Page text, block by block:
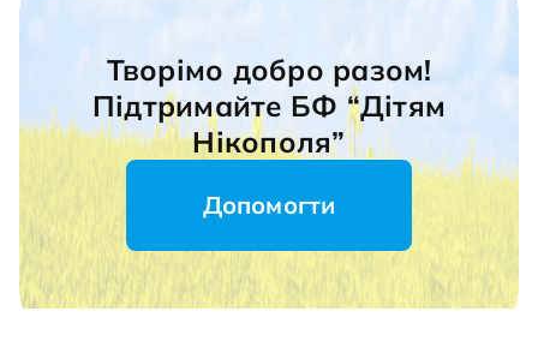
Творімо добро разом!
Підтримайте БФ “Дітям
Нікополя”
Допомогти